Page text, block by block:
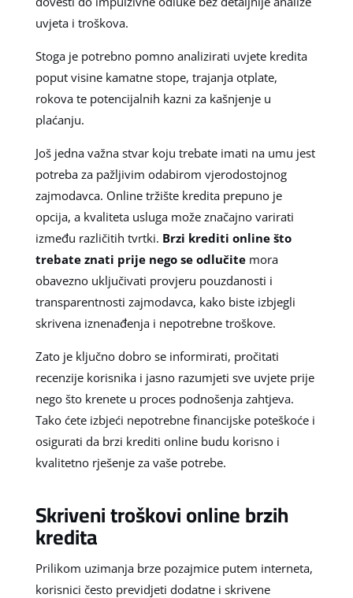
uvjeta i troškova.
Stoga je potrebno pomno analizirati uvjete kredita
poput visine kamatne stope, trajanja otplate,
rokova te potencijalnih kazni za kašnjenje u
plaćanju.
Još jedna važna stvar koju trebate imati na umu jest
potreba za pažljivim odabirom vjerodostojnog
zajmodavca. Online tržište kredita prepuno je
opcija, a kvaliteta usluga može značajno varirati
između različitih tvrtki. Brzi krediti online što
trebate znati prije nego se odlučitemora
obavezno uključivati provjeru pouzdanosti i
transparentnosti zajmodavca, kako biste izbjegli
skrivena iznenađenja i nepotrebne troškove.
Zato je ključno dobro se informirati, pročitati
recenzije korisnika i jasno razumjeti sve uvjete prije
nego što krenete u proces podnošenja zahtjeva.
Tako ćete izbjeći nepotrebne financijske poteškoće i
osigurati da brzi krediti online budu korisno i
kvalitetno rješenje za vaše potrebe.
Skriveni troškovi online brzih
kredita
Prilikom uzimanja brze pozajmice putem interneta,
korisnici često previdjeti dodatne i skrivene